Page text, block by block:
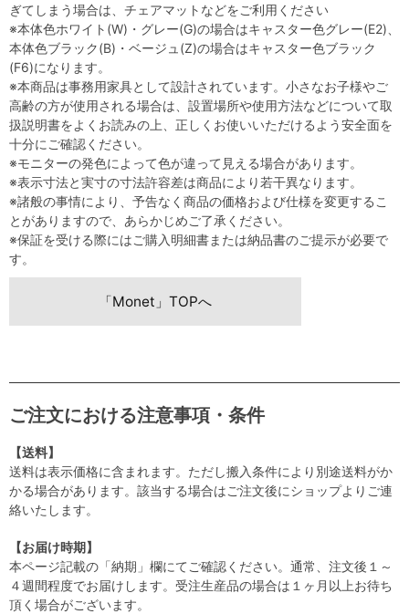
ぎてしまう場合は、チェアマットなどをご利用ください
※本体色ホワイト(W)・グレー(G)の場合はキャスター色グレー(E2)、
本体色ブラック(B)・ベージュ(Z)の場合はキャスター色ブラック
(F6)になります。
※本商品は事務用家具として設計されています。小さなお子様やご
高齢の方が使用される場合は、設置場所や使用方法などについて取
扱説明書をよくお読みの上、正しくお使いいただけるよう安全面を
十分にご確認ください。
※モニターの発色によって色が違って見える場合があります。
※表示寸法と実寸の寸法許容差は商品により若干異なります。
※諸般の事情により、予告なく商品の価格および仕様を変更するこ
とがありますので、あらかじめご了承ください。
※保証を受ける際にはご購入明細書または納品書のご提示が必要で
す。
「Monet」TOPへ
ご注文における注意事項・条件
【送料】
送料は表示価格に含まれます。ただし搬入条件により別途送料がか
かる場合があります。該当する場合はご注文後にショップよりご連
絡いたします。
【お届け時期】
本ページ記載の「納期」欄にてご確認ください。通常、注文後１～
４週間程度でお届けします。受注生産品の場合は１ヶ月以上お待ち
頂く場合がございます。